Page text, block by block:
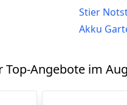
Stier
Akku
Top-Angebote im